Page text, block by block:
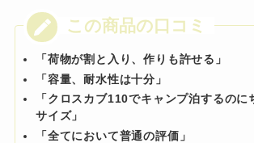
「荷物が割と入り、作りも許せる」
「容量、耐水性は十分」
「クロスカブ110でキャンプ泊するのに
サイズ」
「全てにおいて普通の評価」